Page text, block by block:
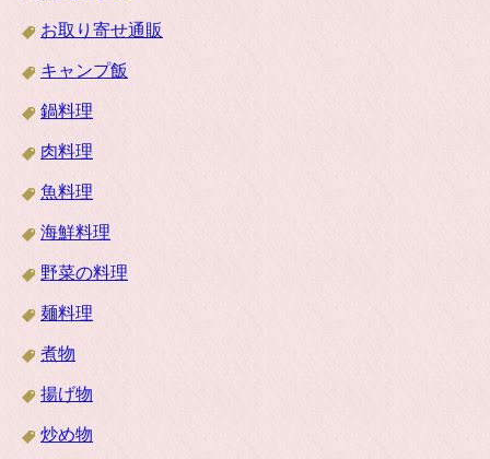
お取り寄せ通販
キャンプ飯
鍋料理
肉料理
魚料理
海鮮料理
野菜の料理
麺料理
煮物
揚げ物
炒め物